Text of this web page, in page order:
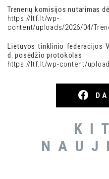
Trenerių komisijos nutarimas
https://ltf.lt/wp-
content/uploads/2026/04/
Lietuvos tinklinio federacijos
d. posėdžio protokolas:
https://ltf.lt/wp-content/